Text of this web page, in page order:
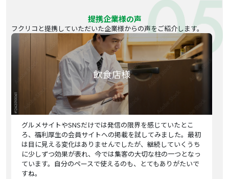
提携企業様の声
フクリコと提携していただいた企業様からの声をご紹介します。
飲食店様
グルメサイトやSNSだけでは発信の限界を感じていたとこ
ろ、福利厚生の会員サイトへの掲載を試してみました。最初
は目に見える変化はありませんでしたが、継続していくうち
に少しずつ効果が表れ、今では集客の大切な柱の一つとなっ
ています。自分のペースで使えるのも、とてもありがたいで
すね。